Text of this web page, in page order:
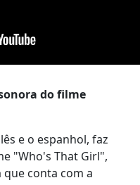
do filme
e o espanhol, faz
"Who's That Girl",
que conta com a